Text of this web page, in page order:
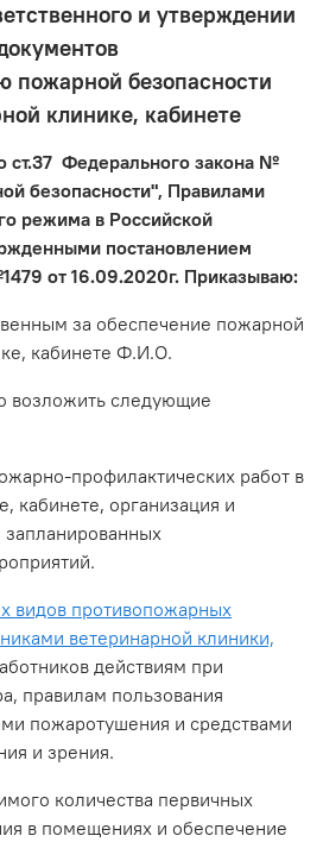
и утверждении
пожарной безопасности
клинике, кабинете
ст.37 Федерального закона №
безопасности", Правилами
режима в Российской
постановлением
от 16.09.2020г. Приказываю:
за обеспечение пожарной
кабинете Ф.И.О.
возложить следующие
профилактических работ в
кабинете, организация и
видов противопожарных
ветеринарной клиники,
действиям при
правилам пользования
пожаротушения и средствами
и зрения.
количества первичных
в помещениях и обеспечение